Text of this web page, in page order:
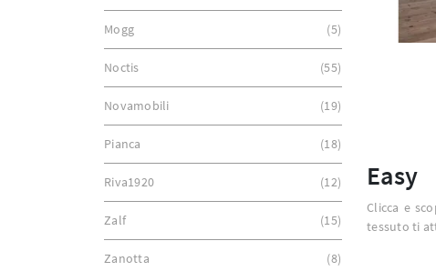
Easy
Clicca e
tessuto ti
Mogg 5
Noctis 55
Novamobili 19
Pianca 18
Riva1920 12
Zalf 15
Zanotta 8